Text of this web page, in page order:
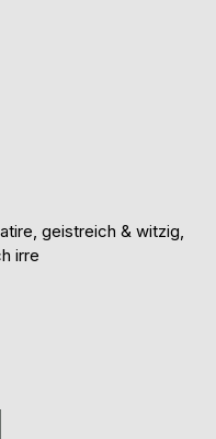
geistreich & witzig,
irre